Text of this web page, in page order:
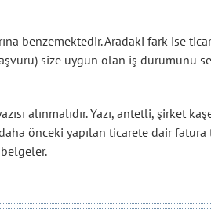
benzemektedir. Aradaki fark ise
size uygun olan iş durumunu
alınmalıdır. Yazı, antetli, şirket
önceki yapılan ticarete dair